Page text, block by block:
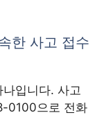
한 사고 접수
입니다. 사고
0100으로 전화